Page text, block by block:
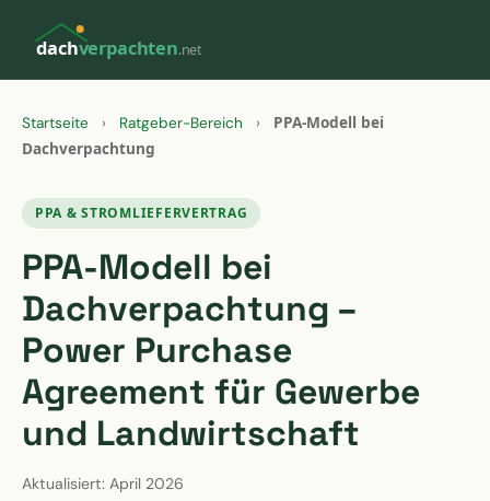
dachverpachten.net
Startseite › Ratgeber-Bereich ›
PPA-Modell bei
Dachverpachtung
PPA & STROMLIEFERVERTRAG
PPA-Modell bei
Dachverpachtung –
Power Purchase
Agreement für Gewerbe
und Landwirtschaft
Aktualisiert: April 2026